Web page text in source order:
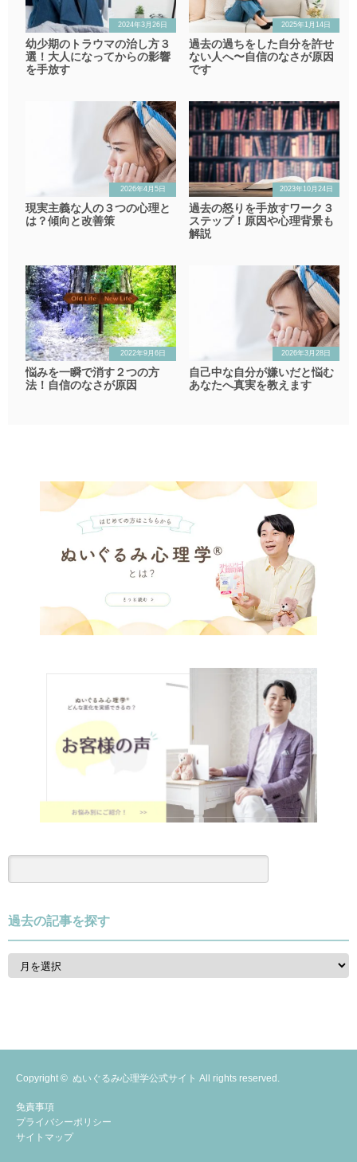
2024年3月26日
幼少期のトラウマの治し方３
選！大人になってからの影響
を手放す
2025年1月14日
過去の過ちをした自分を許せ
ない人へ〜自信のなさが原因
です
2026年4月5日
現実主義な人の３つの心理と
は？傾向と改善策
2023年10月24日
過去の怒りを手放すワーク３
ステップ！原因や心理背景も
解説
2022年9月6日
悩みを一瞬で消す２つの方
法！自信のなさが原因
2026年3月28日
自己中な自分が嫌いだと悩む
あなたへ真実を教えます
過去の記事を探す
過
Copyright © ぬいぐるみ心理学公式サイト All rights reserved.
免責事項
プライバシーポリシー
サイトマップ